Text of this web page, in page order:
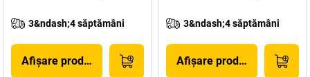
3&ndash;4 săptămâni
Afișare produs
3&ndash;4 săptămâni
Afișare produs